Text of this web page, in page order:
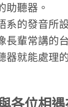
助聽器。
系的發音所
長輩常講的
器就能處理
各位相